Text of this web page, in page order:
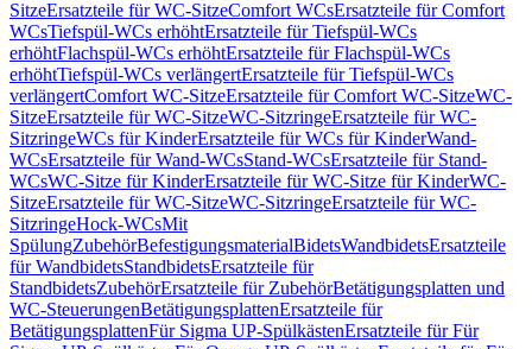
SitzeErsatzteile für WC-SitzeComfort WCsErsatzteile für Comfort
WCsTiefspül-WCs erhöhtErsatzteile für Tiefspül-WCs
erhöhtFlachspül-WCs erhöhtErsatzteile für Flachspül-WCs
erhöhtTiefspül-WCs verlängertErsatzteile für Tiefspül-WCs
verlängertComfort WC-SitzeErsatzteile für Comfort WC-SitzeWC-
SitzeErsatzteile für WC-SitzeWC-SitzringeErsatzteile für WC-
SitzringeWCs für KinderErsatzteile für WCs für KinderWand-
WCsErsatzteile für Wand-WCsStand-WCsErsatzteile für Stand-
WCsWC-Sitze für KinderErsatzteile für WC-Sitze für KinderWC-
SitzeErsatzteile für WC-SitzeWC-SitzringeErsatzteile für WC-
SitzringeHock-WCsMit
SpülungZubehörBefestigungsmaterialBidetsWandbidetsErsatzteile
für WandbidetsStandbidetsErsatzteile für
StandbidetsZubehörErsatzteile für ZubehörBetätigungsplatten und
WC-SteuerungenBetätigungsplattenErsatzteile für
BetätigungsplattenFür Sigma UP-SpülkästenErsatzteile für Für